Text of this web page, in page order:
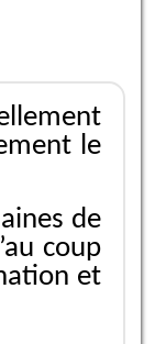
le
de
coup
et